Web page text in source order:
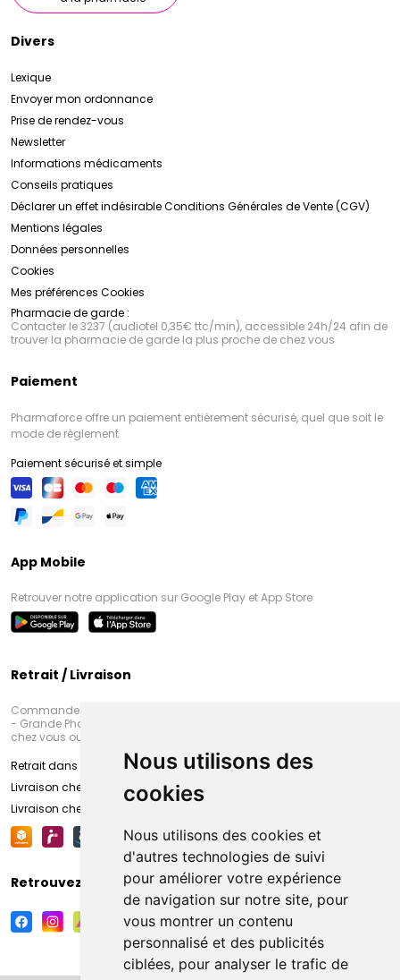
Nous utilisons des
cookies
Nous utilisons des cookies et
d'autres technologies de suivi
pour améliorer votre expérience
de navigation sur notre site, pour
vous montrer un contenu
personnalisé et des publicités
ciblées, pour analyser le trafic de
Divers
Lexique
Envoyer mon ordonnance
Prise de rendez-vous
Newsletter
Informations médicaments
Conseils pratiques
Déclarer un effet indésirableConditions Générales de Vente (CGV)
Mentions légales
Données personnelles
Cookies
Mes préférences Cookies
Pharmacie de garde :
Contacter le 3237 (audiotel 0,35€ ttc/min), accessible 24h/24 afin de
trouver la pharmacie de garde la plus proche de chez vous
Paiement
Pharmaforce offre un paiement entièrement sécurisé, quel que soit le
mode de règlement
Paiement sécurisé et simple
App Mobile
Retrouver notre application sur Google Play et App Store
Retrait / Livraison
Commandez en ligne et venez chercher votre commande à Amiens
- Grande Pharmacie d’Amiens (Fachon) ou recevez-là rapidement
chez vous ou en point retrait
Retrait dans la pharmacie d’Amiens
Livraison chez vous
Livraison chez votre commerçant
Retrouvez-nous sur vos réseaux sociaux